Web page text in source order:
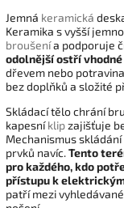
Jemná keramická
Keramika s vyšší
broušenía podporuje
odolnější ostří
dřevem nebo
bez doplňků a složité
Skládací tělo chrání
kapesníklipzajišťuje
Mechanismus
prvků navíc.Tento
pro každého, kdo
přístupu k
patří mezi